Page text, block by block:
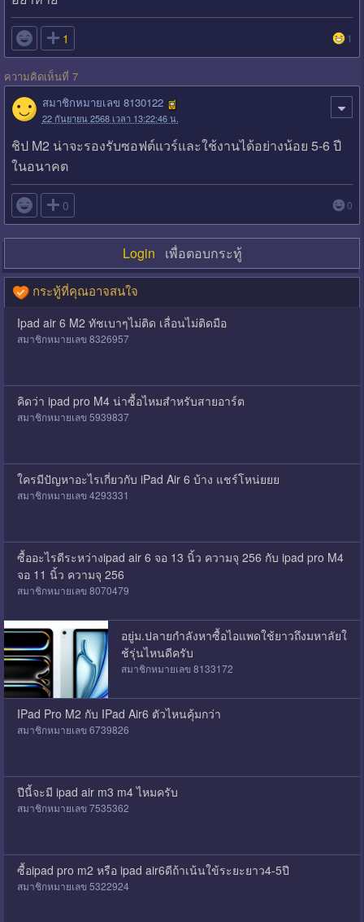
 1 1
ความคิดเห็นที่ 7
สมาชิกหมายเลข 8130122
22 กันยายน 2568 เวลา 13:22:46 น.
ชิป M2 น่าจะรองรับซอฟต์แวร์และใช้งานได้อย่างน้อย 5-6 ปี
ในอนาคต
 0 0
Login เพื่อตอบกระทู้
กระทู้ที่คุณอาจสนใจ
Ipad air 6 M2 ทัชเบาๆไม่ติด เลื่อนไม่ติดมือ
สมาชิกหมายเลข 8326957
คิดว่า ipad pro M4 น่าซื้อไหมสำหรับสายอาร์ต
สมาชิกหมายเลข 5939837
ใครมีปัญหาอะไรเกี่ยวกับ iPad Air 6 บ้าง แชร์โหน่ยยย
สมาชิกหมายเลข 4293331
ซื้ออะไรดีระหว่างipad air 6 จอ 13 นิ้ว ความจุ 256 กับ ipad pro M4
จอ 11 นิ้ว ความจุ 256
สมาชิกหมายเลข 8070479
อยู่ม.ปลายกำลังหาซื้อไอแพดใช้ยาวถึงมหาลัยใ
ช้รุ่นไหนดีครับ
สมาชิกหมายเลข 8133172
IPad Pro M2 กับ IPad Air6 ตัวไหนคุ้มกว่า
สมาชิกหมายเลข 6739826
ปีนี้จะมี ipad air m3 m4 ไหมครับ
สมาชิกหมายเลข 7535362
ซื้อipad pro m2 หรือ ipad air6ดีถ้าเน้นใข้ระยะยาว4-5ปี
สมาชิกหมายเลข 5322924